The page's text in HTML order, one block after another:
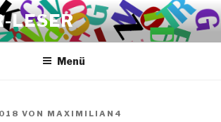
LESER
Menü
VON MAXIMILIAN4